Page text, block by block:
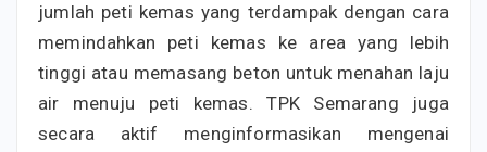
jumlah peti kemas yang terdampak dengan cara
memindahkan peti kemas ke area yang lebih
tinggi atau memasang beton untuk menahan laju
air menuju peti kemas. TPK Semarang juga
secara aktif menginformasikan mengenai